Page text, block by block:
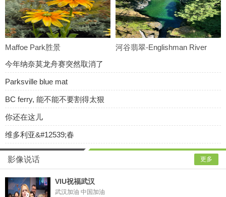
Maffoe Park胜景
河谷翡翠-Englishman River
今年纳奈莫龙舟赛突然取消了
Parksville blue mat
BC ferry, 能不能不要割得太狠
你还在这儿
维多利亚&#12539;春
影像说话 更多
VIU祝福武汉
武汉加油 中国加油